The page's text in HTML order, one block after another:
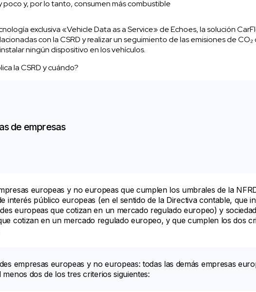
poco y, por lo tanto, consumen más combustible
exclusiva «Vehicle Data as a Service» de Echoes, la solución
con la CSRD y realizar un seguimiento de las emisiones de
ningún dispositivo en los vehículos.
la CSRD y cuándo?
de empresas
europeas y no europeas que cumplen los umbrales de la
interés público europeas (en el sentido de la Directiva contable, que
europeas que cotizan en un mercado regulado europeo) y
cotizan en un mercado regulado europeo, y que cumplen los dos
empresas europeas y no europeas: todas las demás empresas
dos de los tres criterios siguientes: